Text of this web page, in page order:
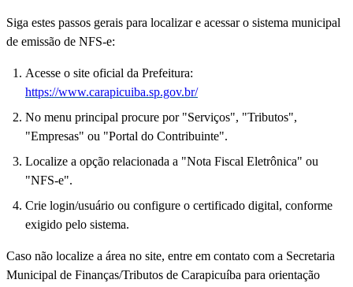
Siga estes passos gerais para localizar e acessar o sistema municipal
de emissão de NFS-e:
Acesse o site oficial da Prefeitura:
https://www.carapicuiba.sp.gov.br/
No menu principal procure por "Serviços", "Tributos",
"Empresas" ou "Portal do Contribuinte".
Localize a opção relacionada a "Nota Fiscal Eletrônica" ou
"NFS-e".
Crie login/usuário ou configure o certificado digital, conforme
exigido pelo sistema.
Caso não localize a área no site, entre em contato com a Secretaria
Municipal de Finanças/Tributos de Carapicuíba para orientação